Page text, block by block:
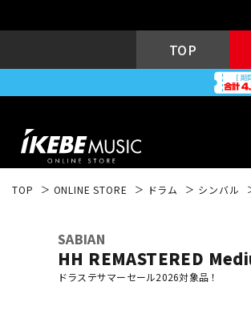
TOP
TOP ONLINE STORE ドラム シンバル
SABIAN
HH REMASTERED
ドラステサマーセール2026対象品！